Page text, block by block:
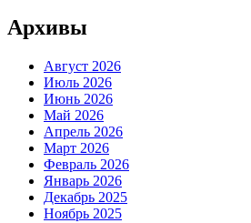
Архивы
Август 2026
Июль 2026
Июнь 2026
Май 2026
Апрель 2026
Март 2026
Февраль 2026
Январь 2026
Декабрь 2025
Ноябрь 2025